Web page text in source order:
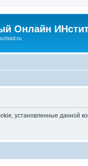
Онлайн
установленные данной